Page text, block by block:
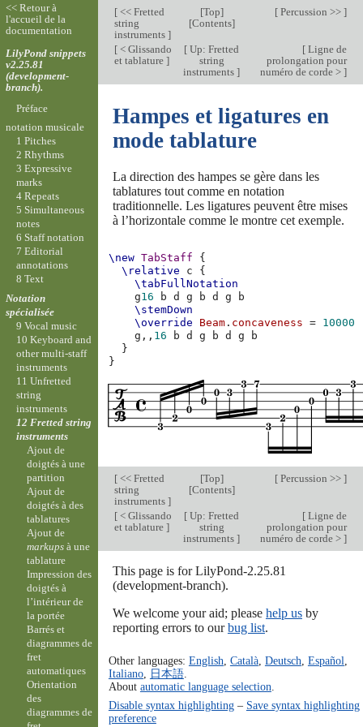
[<< Fretted
string
instruments ]
[Top]
[Contents]
[Percussion >> ]
[< Glissando
et tablature ]
[ Up: Fretted
string
instruments]
[Ligne de
prolongation pour
numéro de corde > ]
Hampes et ligatures en
mode tablature
La direction des hampes se gère dans les
tablatures tout comme en notation
traditionnelle. Les ligatures peuvent être mises
à l’horizontale comme le montre cet exemple.
\new TabStaff
{
\relative
c
{
\tabFullNotation
g16 b d g b d g
b
\stemDown
\override
Beam . concaveness = 10000
g,, 16 b d g b d g
b
}
}
[<< Fretted
string
instruments ]
[Top]
[Contents]
[Percussion >> ]
[< Glissando
et tablature ]
[ Up: Fretted
string
instruments]
[Ligne de
prolongation pour
numéro de corde > ]
This page is for LilyPond-2.25.81
(development-branch).
We welcome your aid; please help usby
reporting errors to ourbug list.
Other languages: English Català, Deutsch Español
Italiano, 日本語.
About automatic language selection
Disable syntax highlighting– Save syntax highlighting
preference
<< Retour à
l'accueil de la
documentation
LilyPond snippets
v2.25.81
(development-
branch).
Préface
notation musicale
1 Pitches
2 Rhythms
3 Expressive
marks
4 Repeats
5 Simultaneous
notes
6 Staff notation
7 Editorial
annotations
8 Text
Notation
spécialisée
9 Vocal music
10 Keyboard and
other multi-staff
instruments
11 Unfretted
string
instruments
12 Fretted string
instruments
Ajout de
doigtés à une
partition
Ajout de
doigtés à des
tablatures
Ajout de
markups à une
tablature
Impression des
doigtés à
l’intérieur de
la portée
Barrés et
diagrammes de
fret
automatiques
Orientation
des
diagrammes de